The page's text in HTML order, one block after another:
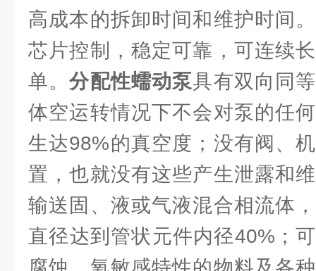
高成本的拆卸时间和维护时间
芯片控制，稳定可靠，可连续
单。分配性蠕动泵具有双向同
体空运转情况下不会对泵的任
生达98%的真空度；没有阀、
置，也就没有这些产生泄露和
输送固、液或气液混合相流体
直径达到管状元件内径40%；